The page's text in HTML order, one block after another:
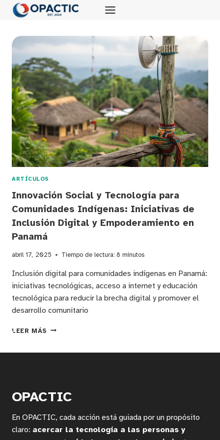
Saltar
ARTÍCULOS
Innovación Social y Tecnología para
Comunidades Indígenas: Iniciativas de
Inclusión Digital y Empoderamiento en
Panamá
abril 17, 2025 Tiempo de lectura: 8 minutos
Inclusión digital para comunidades indígenas en Panamá:
iniciativas tecnológicas, acceso a internet y educación
tecnológica para reducir la brecha digital y promover el
desarrollo comunitario
LEER MÁS INNOVACIÓN
INICIATIVAS
INCLUSIÓN
DIGITAL
OPACTIC
En OPACTIC, cada acción está guiada por un propósito
claro: acercar la tecnología a las personas y